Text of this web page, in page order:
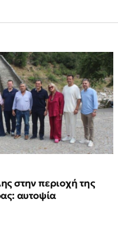
στην περιοχή της
αυτοψία